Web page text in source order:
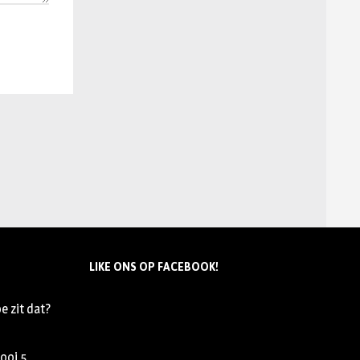
zit dat?
LIKE ONS OP FACEBOOK!